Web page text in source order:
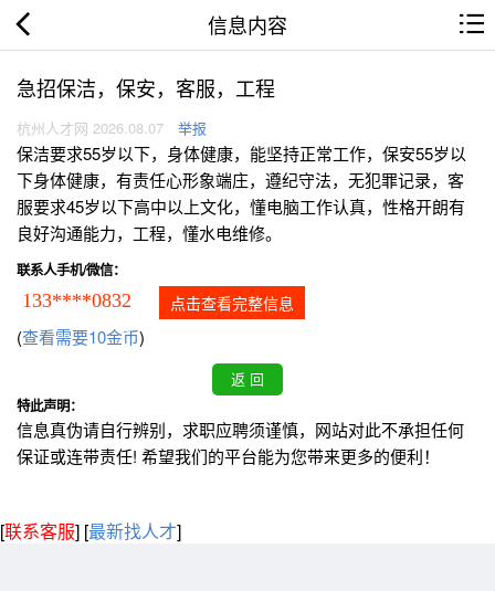
信息内容
急招保洁，保安，客服，工程
杭州人才网 2026.08.07 举报
保洁要求55岁以下，身体健康，能坚持正常工作，保安55岁以
下身体健康，有责任心形象端庄，遵纪守法，无犯罪记录，客
服要求45岁以下高中以上文化，懂电脑工作认真，性格开朗有
良好沟通能力，工程，懂水电维修。
联系人手机/微信：
133****0832 点击查看完整信息
(查看需要10金币)
特此声明：
信息真伪请自行辨别，求职应聘须谨慎，网站对此不承担任何
保证或连带责任! 希望我们的平台能为您带来更多的便利！
[联系客服] [最新找人才]